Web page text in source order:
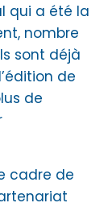
qui a été la
nombre
sont déjà
de
de
cadre de